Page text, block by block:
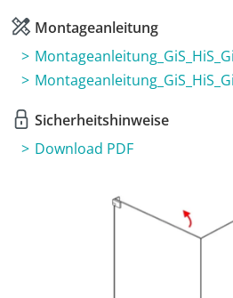
Montageanleitung
Sicherheitshinweise
Download PDF